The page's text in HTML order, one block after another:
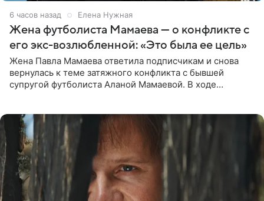
6 часов назад Елена Нужная
Жена футболиста Мамаева — о конфликте с
его экс-возлюбленной: «Это была ее цель»
Жена Павла Мамаева ответила подписчикам и снова
вернулась к теме затяжного конфликта с бывшей
супругой футболиста Аланой Мамаевой. В ходе